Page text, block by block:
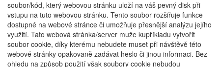
soubor/kód, který webovou stránku uloží na váš pevný disk při
vstupu na tuto webovou stránku. Tento soubor rozšiřuje funkce
dostupné na webové stránce či umožňuje přesnější analýzu jejího
využití. Tato webová stránka/server muže kupříkladu vytvořit
soubor cookie, díky kterému nebudete muset při návštěvě této
webové stránky opakovaně zadávat heslo či jinou informaci. Bez
ohledu na způsob použití však soubory cookie nebudou